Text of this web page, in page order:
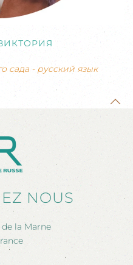
сада - русский язык
NOUS
de la Marne